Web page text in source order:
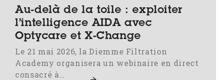
Au-delà de la toile : exploiter
l’intelligence AIDA avec
Optycare et X-Change
Le 21 mai 2026, la Diemme Filtration
Academy organisera un webinaire en direct
consacré à…